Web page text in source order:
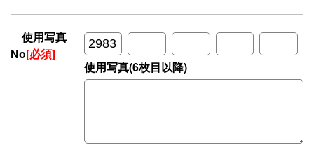
使用写真
No[必須]
使用写真(6枚目以降)